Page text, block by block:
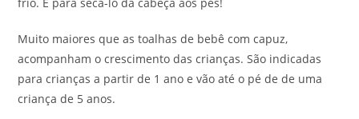
Muito maiores que as toalhas de bebê com capuz,
acompanham o crescimento das crianças. São indicadas
para crianças a partir de 1 ano e vão até o pé de de uma
criança de 5 anos.